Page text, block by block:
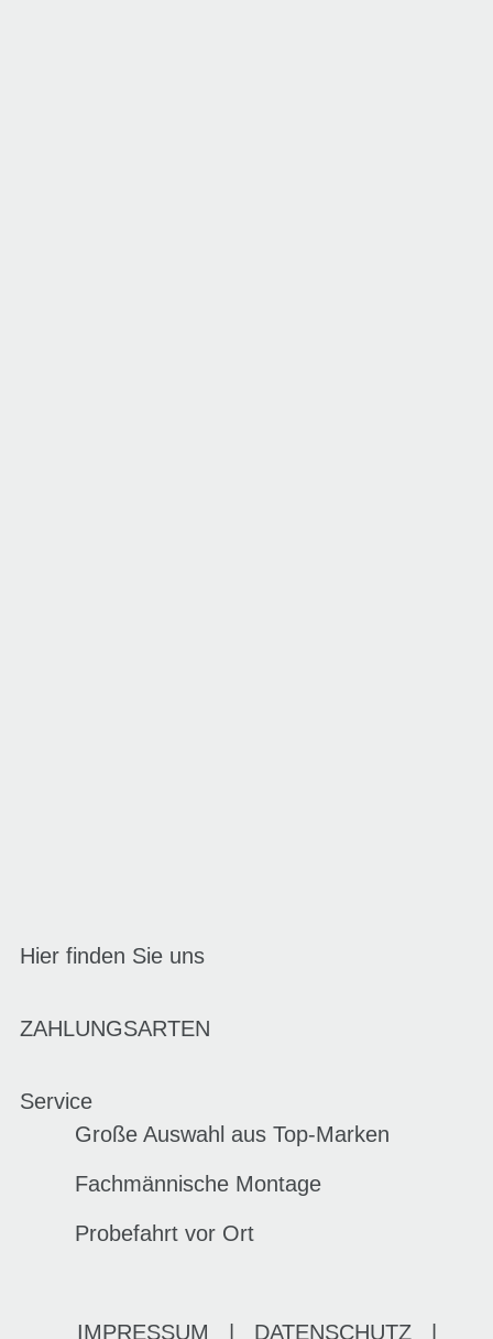
Hier finden Sie uns
ZAHLUNGSARTEN
Service
Große Auswahl aus Top-Marken
Fachmännische Montage
Probefahrt vor Ort
IMPRESSUM DATENSCHUTZ